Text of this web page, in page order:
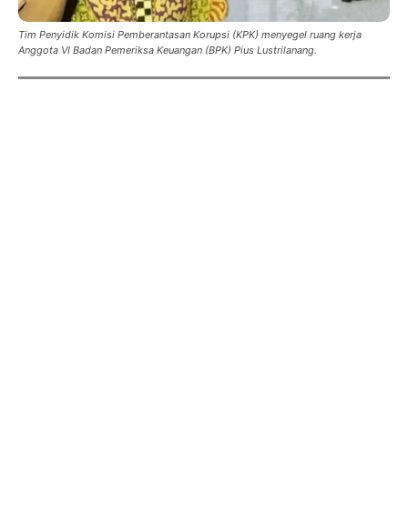
Tim Penyidik Komisi Pemberantasan Korupsi (KPK) menyegel ruang kerja
Anggota VI Badan Pemeriksa Keuangan (BPK) Pius Lustrilanang.